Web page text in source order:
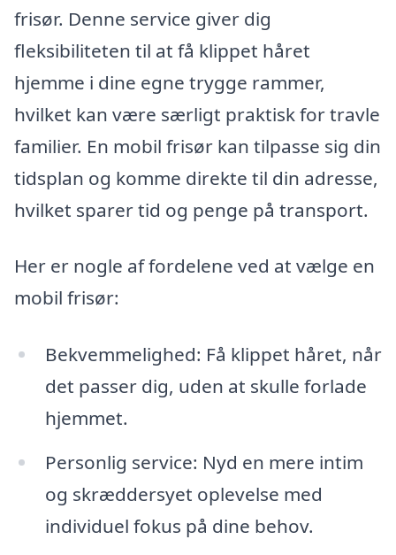
frisør. Denne service giver dig
fleksibiliteten til at få klippet håret
hjemme i dine egne trygge rammer,
hvilket kan være særligt praktisk for travle
familier. En mobil frisør kan tilpasse sig din
tidsplan og komme direkte til din adresse,
hvilket sparer tid og penge på transport.
Her er nogle af fordelene ved at vælge en
mobil frisør:
Bekvemmelighed: Få klippet håret, når
det passer dig, uden at skulle forlade
hjemmet.
Personlig service: Nyd en mere intim
og skræddersyet oplevelse med
individuel fokus på dine behov.